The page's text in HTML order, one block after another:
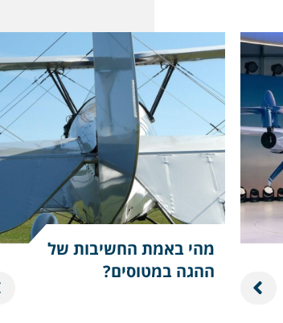
מהי באמת החשיבות של
ההגה במטוסים?